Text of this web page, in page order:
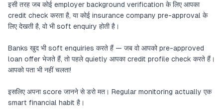
इसी तरह जब कोई employer background verification के लिए आपका
credit check करता है, या कोई insurance company pre-approval के
लिए देखती है, वो भी soft enquiry होती है।
Banks खुद भी soft enquiries करते हैं — जब वो आपको pre-approved
loan offer भेजते हैं, तो पहले quietly आपका credit profile check करते हैं।
आपको पता भी नहीं चलता!
इसलिए अपना score जानने से डरो मत। Regular monitoring actually एक
smart financial habit है।